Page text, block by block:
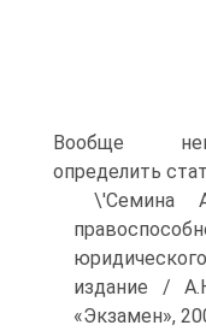
Вообще
определить
\'Семина
издание /
«Экзамен»,